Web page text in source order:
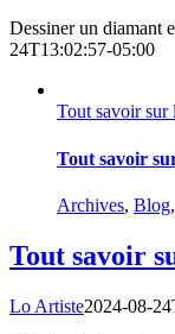
Dessiner un diamant
24T13:02:57-05:00
Tout savoir sur
Tout savoir
Archives, Blog,
Tout savoir
Lo Artiste2024-08-